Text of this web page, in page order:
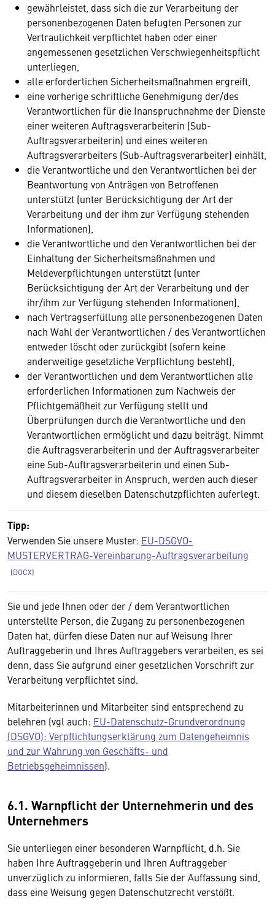
gewährleistet, dass sich die zur Verarbeitung der
personenbezogenen Daten befugten Personen zur
Vertraulichkeit verpflichtet haben oder einer
angemessenen gesetzlichen Verschwiegenheitspflicht
unterliegen,
alle erforderlichen Sicherheitsmaßnahmen ergreift,
eine vorherige schriftliche Genehmigung der/des
Verantwortlichen für die Inanspruchnahme der Dienste
einer weiteren Auftragsverarbeiterin (Sub-
Auftragsverarbeiterin) und eines weiteren
Auftragsverarbeiters (Sub-Auftragsverarbeiter) einhält,
die Verantwortliche und den Verantwortlichen bei der
Beantwortung von Anträgen von Betroffenen
unterstützt (unter Berücksichtigung der Art der
Verarbeitung und der ihm zur Verfügung stehenden
Informationen),
die Verantwortliche und den Verantwortlichen bei der
Einhaltung der Sicherheitsmaßnahmen und
Meldeverpflichtungen unterstützt (unter
Berücksichtigung der Art der Verarbeitung und der
ihr/ihm zur Verfügung stehenden Informationen),
nach Vertragserfüllung alle personenbezogenen Daten
nach Wahl der Verantwortlichen / des Verantwortlichen
entweder löscht oder zurückgibt (sofern keine
anderweitige gesetzliche Verpflichtung besteht),
der Verantwortlichen und dem Verantwortlichen alle
erforderlichen Informationen zum Nachweis der
Pflichtgemäßheit zur Verfügung stellt und
Überprüfungen durch die Verantwortliche und den
Verantwortlichen ermöglicht und dazu beiträgt. Nimmt
die Auftragsverarbeiterin und der Auftragsverarbeiter
eine Sub-Auftragsverarbeiterin und einen Sub-
Auftragsverarbeiter in Anspruch, werden auch dieser
und diesem dieselben Datenschutzpflichten auferlegt.
Tipp:
Verwenden Sie unsere Muster: EU-DSGVO-
MUSTERVERTRAG-Vereinbarung-Auftragsverarbeitung
Sie und jede Ihnen oder der / dem Verantwortlichen
unterstellte Person, die Zugang zu personenbezogenen
Daten hat, dürfen diese Daten nur auf Weisung Ihrer
Auftraggeberin und Ihres Auftraggebers verarbeiten, es sei
denn, dass Sie aufgrund einer gesetzlichen Vorschrift zur
Verarbeitung verpflichtet sind.
Mitarbeiterinnen und Mitarbeiter sind entsprechend zu
belehren (vgl auch: EU-Datenschutz-Grundverordnung
(DSGVO): Verpflichtungserklärung zum Datengeheimnis
und zur Wahrung von Geschäfts- und
Betriebsgeheimnissen).
6.1. Warnpflicht der Unternehmerin und des
Unternehmers
Sie unterliegen einer besonderen Warnpflicht, d.h. Sie
haben Ihre Auftraggeberin und Ihren Auftraggeber
unverzüglich zu informieren, falls Sie der Auffassung sind,
dass eine Weisung gegen Datenschutzrecht verstößt.